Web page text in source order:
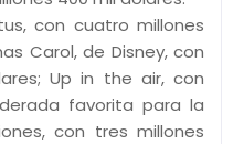
con cuatro millones
Carol, de Disney, con
Up in the air, con
favorita para la
con tres millones